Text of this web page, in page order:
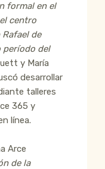
formal en el
centro
Rafael de
período del
y María
desarrollar
talleres
365 y
línea.
Arce
de la